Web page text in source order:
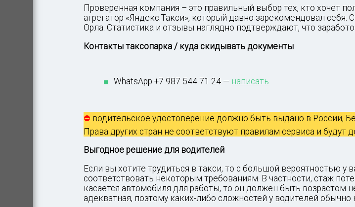
Проверенная компания – это правильный выбор тех, кто хочет
агрегатор «Яндекс.Такси», который давно зарекомендовал
Орла. Статистика и отзывы наглядно подтверждают, что
Контакты таксопарка / куда скидывать документы
WhatsApp +7 987 544 71 24 — написать
⛔ водительское удостоверение должно быть выдано в России,
Права других стран не соответствуют правилам сервиса и будут
Выгодное решение для водителей
Если вы хотите трудиться в такси, то с большой вероятностью у
соответствовать некоторым требованиям. В частности, стаж
касается автомобиля для работы, то он должен быть возрастом
адекватная, поэтому каких-либо сложностей у водителей обычно